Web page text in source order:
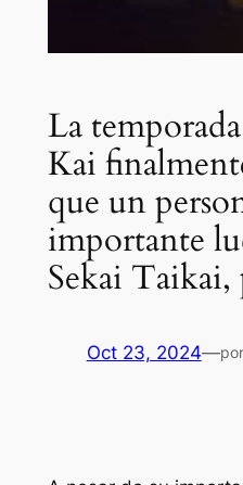
La
Kai
que un
importante
Sekai Taikai,
Oct 23, 2024—por